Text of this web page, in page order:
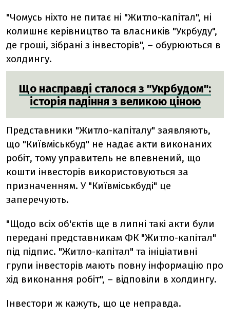
"Чомусь ніхто не питає ні "Житло-капітал", ні
колишнє керівництво та власників "Укрбуду",
де гроші, зібрані з інвесторів", – обурюються в
холдингу.
Що насправді сталося з "Укрбудом":
історія падіння з великою ціною
Представники "Житло-капіталу" заявляють,
що "Київміськбуд" не надає акти виконаних
робіт, тому управитель не впевнений, що
кошти інвесторів використовуються за
призначенням. У "Київміськбуді" це
заперечують.
"Щодо всіх об'єктів ще в липні такі акти були
передані представникам ФК "Житло-капітал"
під підпис. "Житло-капітал" та ініціативні
групи інвесторів мають повну інформацію про
хід виконання робіт", – відповіли в холдингу.
Інвестори ж кажуть, що це неправда.